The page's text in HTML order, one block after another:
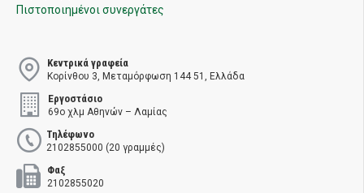
Πιστοποιημένοι συνεργάτες
Κεντρικά γραφεία
Κορίνθου 3, Μεταμόρφωση 144 51, Ελλάδα
Εργοστάσιο
69ο χλμ Αθηνών – Λαμίας
Τηλέφωνο
2102855000 (20 γραμμές)
Φαξ
2102855020